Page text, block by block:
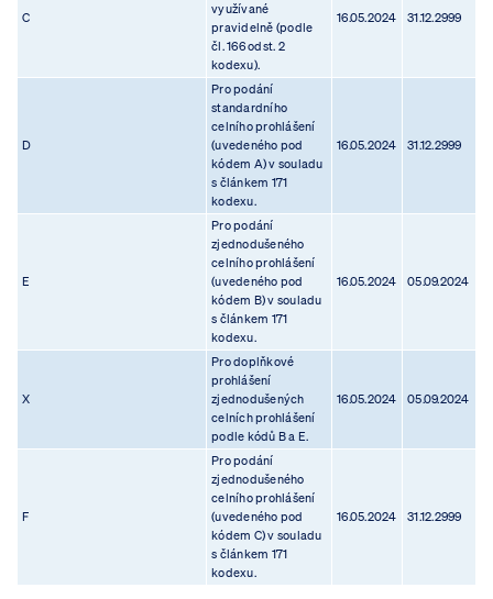
C
využívané
pravidelně (podle
čl. 166 odst. 2
kodexu).
16.05.2024 31.12.2999
D
Pro podání
standardního
celního prohlášení
(uvedeného pod
kódem A) v souladu
s článkem 171
kodexu.
16.05.2024 31.12.2999
E
Pro podání
zjednodušeného
celního prohlášení
(uvedeného pod
kódem B) v souladu
s článkem 171
kodexu.
16.05.2024 05.09.2024
X
Pro doplňkové
prohlášení
zjednodušených
celních prohlášení
podle kódů B a E.
16.05.2024 05.09.2024
F
Pro podání
zjednodušeného
celního prohlášení
(uvedeného pod
kódem C) v souladu
s článkem 171
kodexu.
16.05.2024 31.12.2999